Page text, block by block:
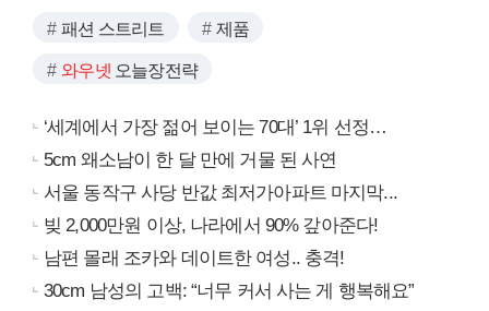
패션 스트리트 제품
와우넷 오늘장전략
‘세계에서 가장 젊어 보이는 70대’ 1위 선정…
5cm 왜소남이 한 달 만에 거물 된 사연
서울 동작구 사당 반값 최저가아파트 마지막...
빚 2,000만원 이상, 나라에서 90% 갚아준다!
남편 몰래 조카와 데이트한 여성.. 충격!
30cm 남성의 고백: “너무 커서 사는 게 행복해요”